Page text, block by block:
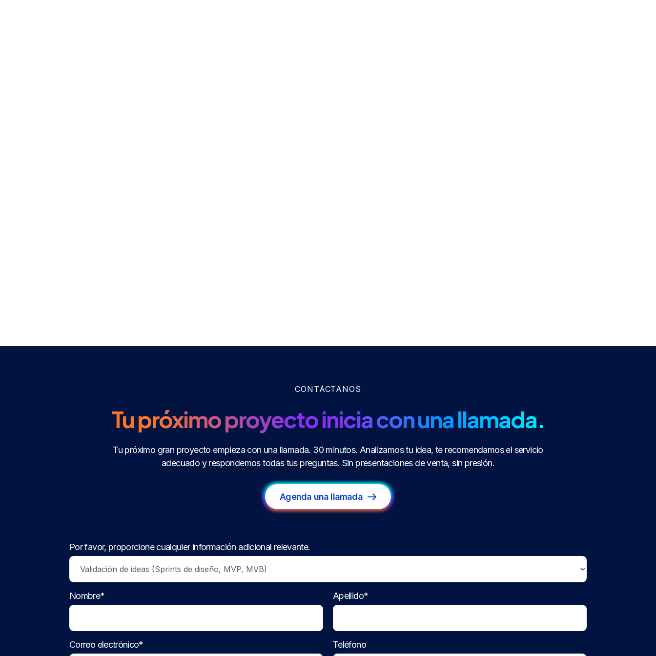
CONTÁCTANOS
Tu próximo proyecto inicia con una llamada.
Tu próximo gran proyecto empieza con una llamada. 30 minutos. Analizamos tu idea, te recomendamos el servicio
adecuado y respondemos todas tus preguntas. Sin presentaciones de venta, sin presión.
Agenda una llamada
Por favor, proporcione cualquier información adicional relevante.
Nombre* Apellido*
Correo electrónico* Teléfono